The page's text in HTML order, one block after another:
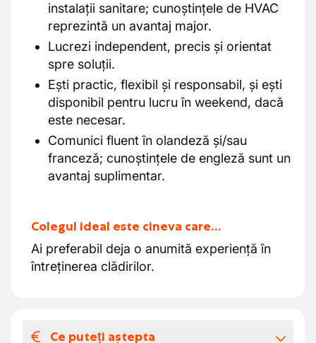
instalații sanitare; cunoștințele de HVAC
reprezintă un avantaj major.
Lucrezi independent, precis și orientat
spre soluții.
Ești practic, flexibil și responsabil, și ești
disponibil pentru lucru în weekend, dacă
este necesar.
Comunici fluent în olandeză și/sau
franceză; cunoștințele de engleză sunt un
avantaj suplimentar.
Colegul ideal este cineva care…
Ai preferabil deja o anumită experiență în
întreținerea clădirilor.
Ce puteți aștepta